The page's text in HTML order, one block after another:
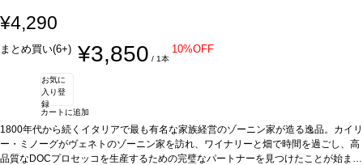
¥4,290
まとめ買い(6+) ¥3,850 / 1本
10%OFF
お気に
入り登
録
カートに追加
1800年代から続くイタリアで最も有名な家族経営のゾーニン家が造る逸品。カイリ
ー・ミノーグがヴェネトのゾーニン家を訪れ、ワイナリーと畑で時間を過ごし、高
品質なDOCプロセッコを生産するための完璧なパートナーを見つけたことが始まり